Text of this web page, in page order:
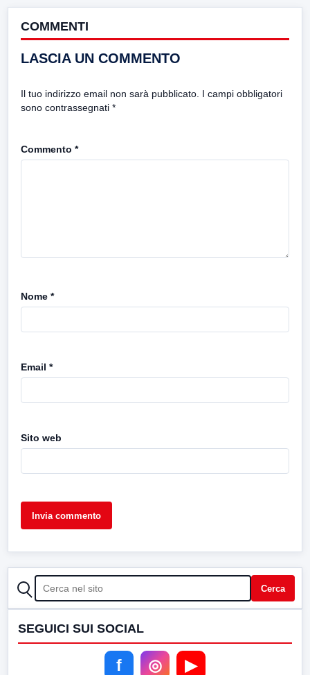
COMMENTI
LASCIA UN COMMENTO
Il tuo indirizzo email non sarà pubblicato. I campi obbligatori
sono contrassegnati *
Commento *
Nome *
Email *
Sito web
CERCA Cerca
SEGUICI SUI SOCIAL
f ◎ ▶